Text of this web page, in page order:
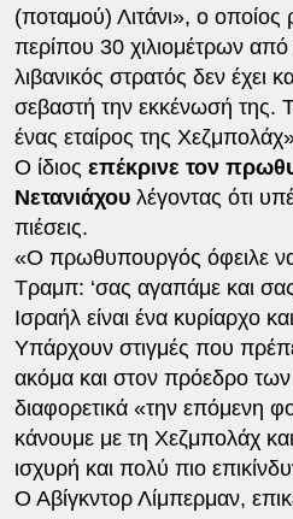
(ποταμού) Λιτάνι», ο οποίος
περίπου 30 χιλιομέτρων
λιβανικός στρατός δεν έχει
σεβαστή την εκκένωσή της.
ένας εταίρος της
Ο ίδιος επέκρινε τον
Νετανιάχουλέγοντας ότι
πιέσεις.
«Ο πρωθυπουργός όφειλε
Τραμπ: ‘σας αγαπάμε και
Ισραήλ είναι ένα κυρίαρχο
Υπάρχουν στιγμές που
ακόμα και στον πρόεδρο
διαφορετικά «την επόμενη
κάνουμε με τη Χεζμπολάχ
ισχυρή και πολύ πιο
Ο Αβίγκντορ Λίμπερμαν,